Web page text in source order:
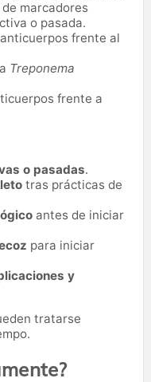
marcadores
o pasada.
frente al
Treponema
frente a
o pasadas.
tras prácticas de
antes de iniciar
para iniciar
y
tratarse